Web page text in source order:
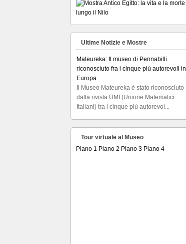
Ultime Notizie e Mostre
Mateureka: Il museo di Pennabilli
riconosciuto fra i cinque più autorevoli in
Europa
Il Museo Mateureka è stato riconosciuto
dalla rivista UMI (Unione Matematici
Italiani) tra i cinque più autorevol...
Tour virtuale al Museo
Piano 1 Piano 2 Piano 3 Piano 4